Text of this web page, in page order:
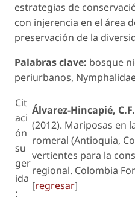
estrategias de
con injerencia en el área
preservación de la
Palabras clave: bosque
periurbanos,
Cit
aci
ón
su
ger
ida
:
Álvarez-Hincapié,
(2012). Mariposas en
romeral (Antioquia,
vertientes para la
regional. Colombia
[regresar]